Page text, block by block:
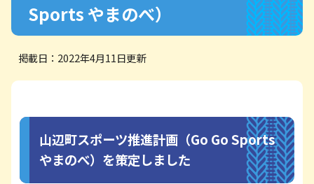
Sports やまのべ）
掲載日：2022年4月11日更新
山辺町スポーツ推進計画（Go Go Sports
やまのべ）を策定しました